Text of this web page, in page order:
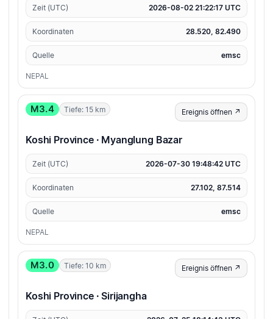
Zeit (UTC) 2026-08-02 21:22:17 UTC
Koordinaten 28.520, 82.490
Quelle emsc
NEPAL
M3.4 Tiefe: 15 km Ereignis öffnen ↗
Koshi Province · Myanglung Bazar
Zeit (UTC) 2026-07-30 19:48:42 UTC
Koordinaten 27.102, 87.514
Quelle emsc
NEPAL
M3.0 Tiefe: 10 km Ereignis öffnen ↗
Koshi Province · Sirijangha